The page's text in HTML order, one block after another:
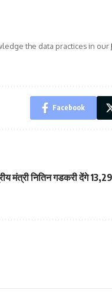
the data practices in our
Facebook
मंत्री नितिन गडकरी देंगे